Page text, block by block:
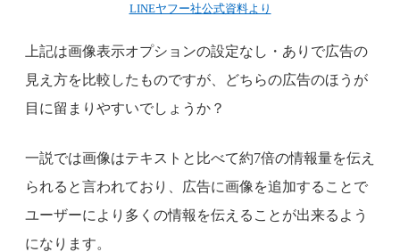
LINEヤフー社公式資料より
上記は画像表示オプションの設定なし・ありで広告の
見え方を比較したものですが、どちらの広告のほうが
目に留まりやすいでしょうか？
一説では画像はテキストと比べて約7倍の情報量を伝え
られると言われており、広告に画像を追加することで
ユーザーにより多くの情報を伝えることが出来るよう
になります。